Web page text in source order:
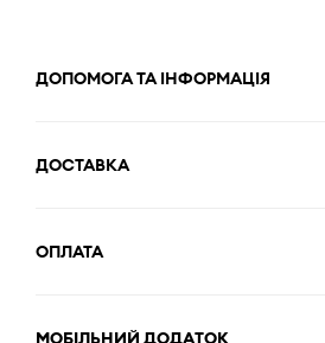
ДОПОМОГА ТА ІНФОРМАЦІЯ
ДОСТАВКА
ОПЛАТА
МОБІЛЬНИЙ ДОДАТОК